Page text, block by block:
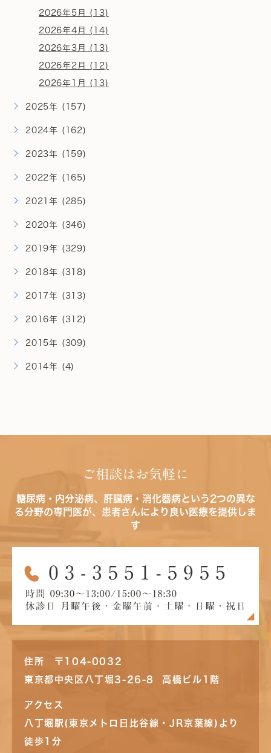
2026年5月 (13)
2026年4月 (14)
2026年3月 (13)
2026年2月 (12)
2026年1月 (13)
2025年 (157)
2024年 (162)
2023年 (159)
2022年 (165)
2021年 (285)
2020年 (346)
2019年 (329)
2018年 (318)
2017年 (313)
2016年 (312)
2015年 (309)
2014年 (4)
ご相談はお気軽に
糖尿病・内分泌病、肝臓病・消化器病という2つの異な
る分野の専門医が、患者さんにより良い医療を提供しま
す
住所 〒104-0032
東京都中央区八丁堀3-26-8 高橋ビル1階
アクセス
八丁堀駅(東京メトロ日比谷線・JR京葉線)より
徒歩1分